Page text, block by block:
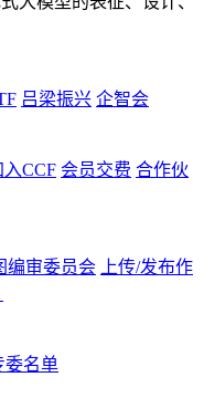
吕梁振兴 企智会
入CCF 会员交费 合作伙
编审委员会
上传/发布作
委名单